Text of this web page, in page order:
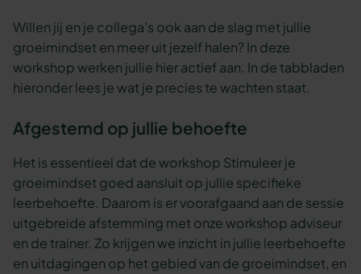
Willen jij en je collega’s ook aan de slag met jullie
groeimindset en meer uit jezelf halen? In deze
workshop werken jullie hier actief aan. In de tabbladen
hieronder lees je wat je precies te wachten staat.
Afgestemd op jullie behoefte
Het is essentieel dat de workshop Stimuleer je
groeimindset goed aansluit op jullie specifieke
leerbehoefte. Daarom is er voorafgaand aan de sessie
uitgebreide afstemming met onze workshop adviseur
en de trainer. Zo krijgen we inzicht in jullie leerbehoefte
en uitdagingen op het gebied van de groeimindset, en